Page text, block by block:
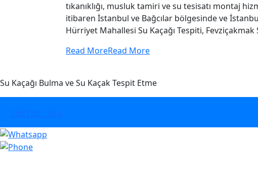
tıkanıklığı, musluk tamiri ve su tesisatı montaj
itibaren İstanbul ve Bağcılar bölgesinde ve
Hürriyet Mahallesi Su Kaçağı Tespiti, Fevziçakmak
Read MoreRead More
Su Kaçağı Bulma ve Su Kaçak Tespit Etme